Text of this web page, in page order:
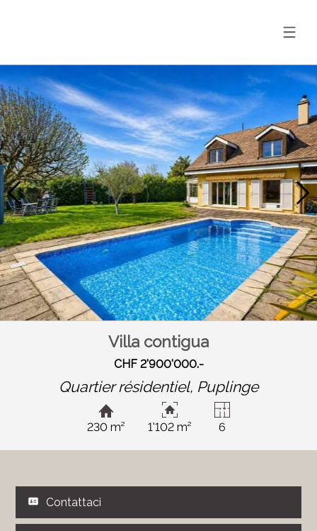
Villa contigua
CHF 2'900'000.-
Quartier résidentiel, Puplinge
230 m² 1'102 m² 6
Contattaci